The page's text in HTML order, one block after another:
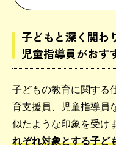
子どもと深く関わ
児童指導員がおす
子どもの教育に関する
育支援員、児童指導員
似たような印象を受け
れぞれ対象とする子ど